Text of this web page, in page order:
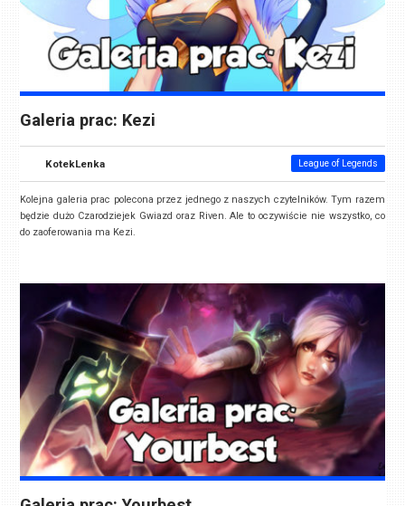
Galeria prac: Kezi
KotekLenka League of Legends
Kolejna galeria prac polecona przez jednego z naszych czytelników. Tym razem
będzie dużo Czarodziejek Gwiazd oraz Riven. Ale to oczywiście nie wszystko, co
do zaoferowania ma Kezi.